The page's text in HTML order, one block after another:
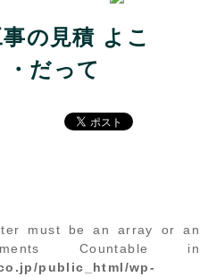
の見積 よこ
だって
must be an array or an
Countable in
public_html/wp-